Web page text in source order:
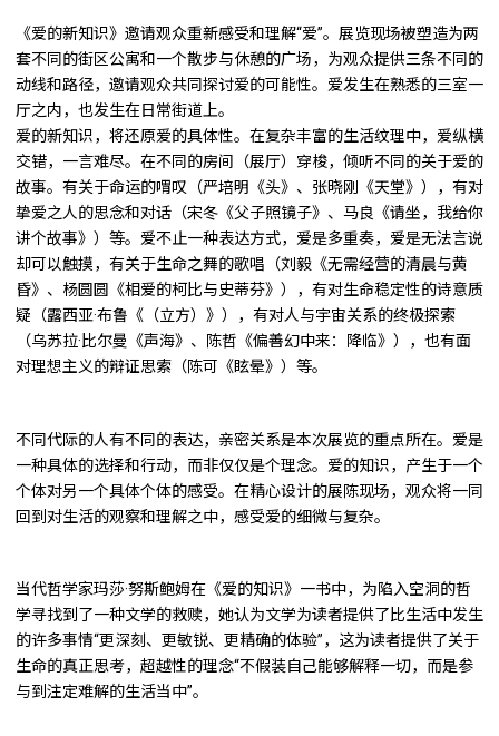
《爱的新知识》邀请观众重新感受和理解“爱”。展览现场被塑造为两
套不同的街区公寓和一个散步与休憩的广场，为观众提供三条不同的
动线和路径，邀请观众共同探讨爱的可能性。爱发生在熟悉的三室一
厅之内，也发生在日常街道上。
爱的新知识，将还原爱的具体性。在复杂丰富的生活纹理中，爱纵横
交错，一言难尽。在不同的房间（展厅）穿梭，倾听不同的关于爱的
故事。有关于命运的喟叹（严培明《头》、张晓刚《天堂》），有对
挚爱之人的思念和对话（宋冬《父子照镜子》、马良《请坐，我给你
讲个故事》）等。爱不止一种表达方式，爱是多重奏，爱是无法言说
却可以触摸，有关于生命之舞的歌唱（刘毅《无需经营的清晨与黄
昏》、杨圆圆《相爱的柯比与史蒂芬》），有对生命稳定性的诗意质
疑（露西亚·布鲁《（立方）》），有对人与宇宙关系的终极探索
（乌苏拉·比尔曼《声海》、陈哲《偏善幻中来：降临》），也有面
对理想主义的辩证思索（陈可《眩晕》）等。
不同代际的人有不同的表达，亲密关系是本次展览的重点所在。爱是
一种具体的选择和行动，而非仅仅是个理念。爱的知识，产生于一个
个体对另一个具体个体的感受。在精心设计的展陈现场，观众将一同
回到对生活的观察和理解之中，感受爱的细微与复杂。
当代哲学家玛莎·努斯鲍姆在《爱的知识》一书中，为陷入空洞的哲
学寻找到了一种文学的救赎，她认为文学为读者提供了比生活中发生
的许多事情“更深刻、更敏锐、更精确的体验”，这为读者提供了关于
生命的真正思考，超越性的理念“不假装自己能够解释一切，而是参
与到注定难解的生活当中”。